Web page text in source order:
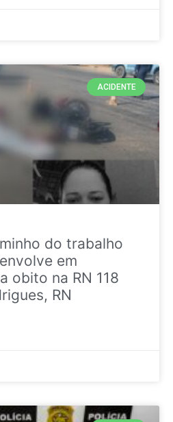
ACIDENTE
do trabalho
em
obito na RN 118
RN